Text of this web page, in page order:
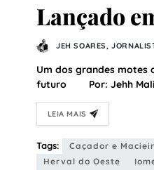
Lançado
JEH SOARES,
Um dos grandes
futuro Por: Jehh
LEIA MAIS
Tags: Caçador e
Herval do Oeste